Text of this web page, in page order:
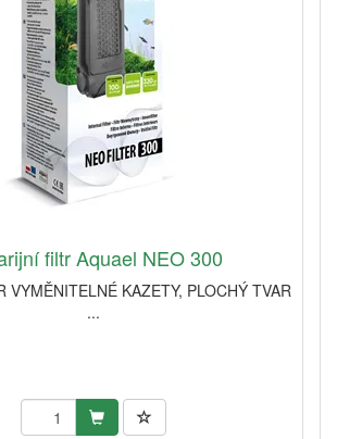
filtr Aquael NEO 300
VYMĚNITELNÉ KAZETY, PLOCHÝ TVAR
...